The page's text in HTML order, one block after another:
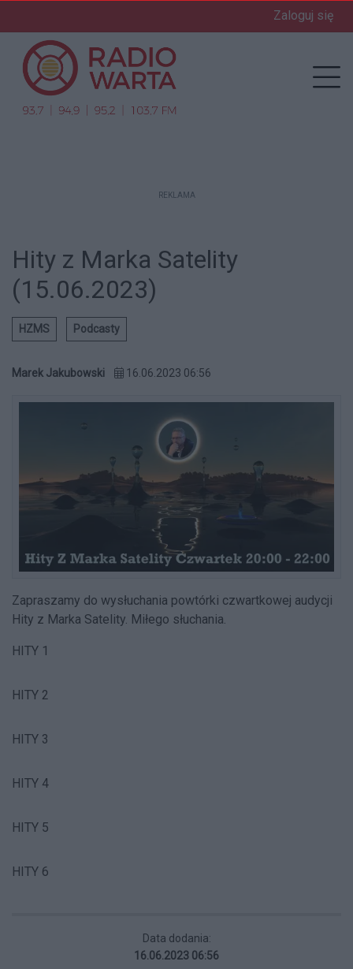
Zaloguj się
REKLAMA
Hity z Marka Satelity
(15.06.2023)
HZMS Podcasty
Marek Jakubowski 16.06.2023 06:56
Zapraszamy do wysłuchania powtórki czwartkowej audycji
Hity z Marka Satelity. Miłego słuchania.
HITY 1
HITY 2
HITY 3
HITY 4
HITY 5
HITY 6
Data dodania:
16.06.2023 06:56